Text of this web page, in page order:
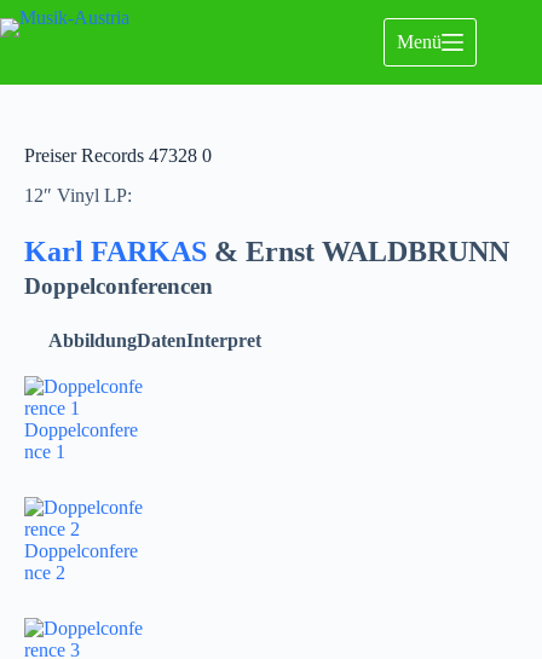
Menü
Preiser Records 47328 0
12″ Vinyl LP:
Karl FARKAS & Ernst WALDBRUNN
Doppelconferencen
AbbildungDatenInterpret
Doppelconfere
nce 1
Doppelconfere
nce 2